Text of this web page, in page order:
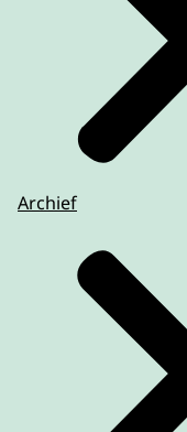
Archief